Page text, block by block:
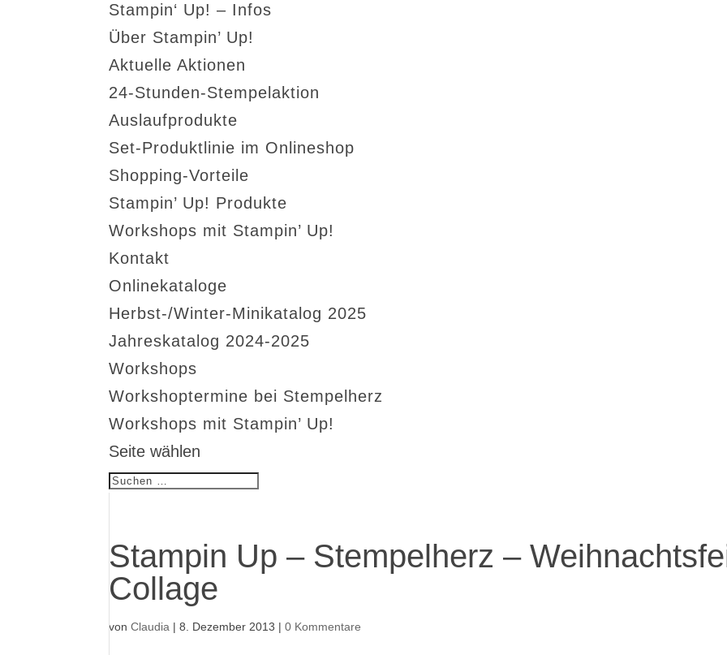
Stampin‘ Up! – Infos
Über Stampin’ Up!
Aktuelle Aktionen
24-Stunden-Stempelaktion
Auslaufprodukte
Set-Produktlinie im Onlineshop
Shopping-Vorteile
Stampin’ Up! Produkte
Workshops mit Stampin’ Up!
Kontakt
Onlinekataloge
Herbst-/Winter-Minikatalog 2025
Jahreskatalog 2024-2025
Workshops
Workshoptermine bei Stempelherz
Workshops mit Stampin’ Up!
Seite wählen
Stampin Up – Stempelherz –
Collage
vonClaudia |8. Dezember 2013 |0 Kommentare